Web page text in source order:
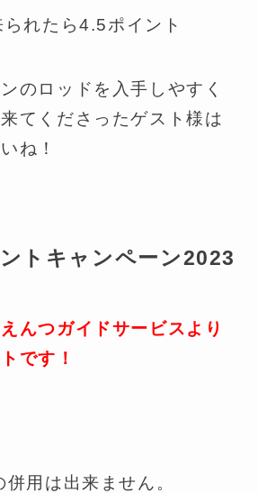
れたら4.5ポイント
のロッドを入手しやすく
てくださったゲスト様は
ね！
トキャンペーン2023
んつガイドサービスより
です！
用は出来ません。